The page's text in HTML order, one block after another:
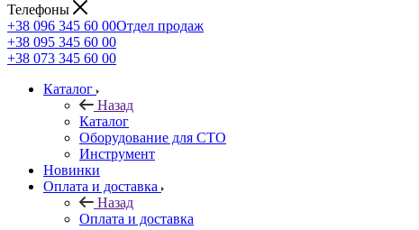
Телефоны
+38 096 345 60 00Отдел продаж
+38 095 345 60 00
+38 073 345 60 00
Каталог
Назад
Каталог
Оборудование для СТО
Инструмент
Новинки
Оплата и доставка
Назад
Оплата и доставка